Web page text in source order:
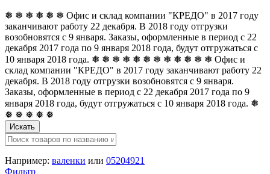
❅ ❅ ❅ ❅ ❅ ❅ Офис и склад компании "КРЕДО" в 2017 году
заканчивают работу 22 декабря. В 2018 году отгрузки
возобновятся с 9 января. Заказы, оформленные в период с 22
декабря 2017 года по 9 января 2018 года, будут отгружаться с
10 января 2018 года. ❅ ❅ ❅ ❅ ❅ ❅ ❅ ❅ ❅ ❅ ❅ ❅ Офис и
склад компании "КРЕДО" в 2017 году заканчивают работу 22
декабря. В 2018 году отгрузки возобновятся с 9 января.
Заказы, оформленные в период с 22 декабря 2017 года по 9
января 2018 года, будут отгружаться с 10 января 2018 года. ❅
❅ ❅ ❅ ❅ ❅
Искать
Например: валенки или 05204921
Фильтр